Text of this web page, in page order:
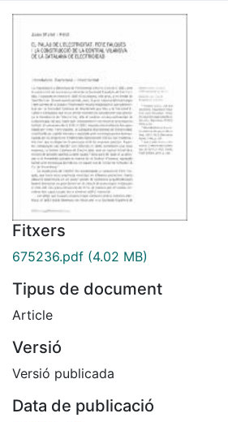
Contacte
Fitxers
675236.pdf (4.02 MB)
Tipus de document
Article
Versió
Versió publicada
Data de publicació